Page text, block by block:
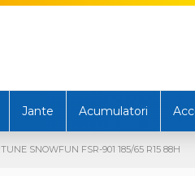
Jante Acumulatori
SNOWFUN FSR-901 185/65 R15 88H